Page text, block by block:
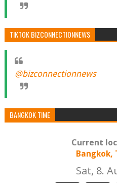
TIKTOK BIZCONNECTIONNEWS
@bizconnectionnews
BANGKOK TIME
Current
Bangkok,